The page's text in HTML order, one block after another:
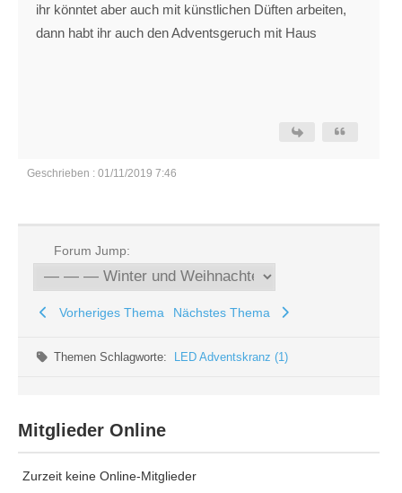
ihr könntet aber auch mit künstlichen Düften arbeiten,
dann habt ihr auch den Adventsgeruch mit Haus
Geschrieben : 01/11/2019 7:46
Forum Jump:
Vorheriges Thema Nächstes Thema
Themen Schlagworte: LED Adventskranz (1)
Mitglieder Online
Zurzeit keine Online-Mitglieder